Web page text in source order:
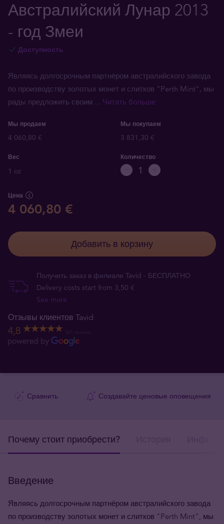
Австралийский Лунар 2013
- год Змеи
Доступность
Являясь долгосрочным партнёром австралийского завода
по производству золотых монет и слитков "Perth Mint", мы
рады предложить своим ... Читать больше
Мы продаем Мы покупаем
4 060,80 € 3 831,30 €
Вес
1 oz
Количество
Цена
4 060,80 €
Добавить в корзину
Получить заказ в филиале Tavid - БЕСПЛАТНО
Delivery costs start from 3,50 €
See more
Отзывы клиентов Tavid
4,8
Сравнить Создавайте ценовые оповещения
Почему стоит приобрести?
Введение
Являясь долгосрочным партнёром австралийского завода
по производству золотых монет и слитков "Perth Mint", мы